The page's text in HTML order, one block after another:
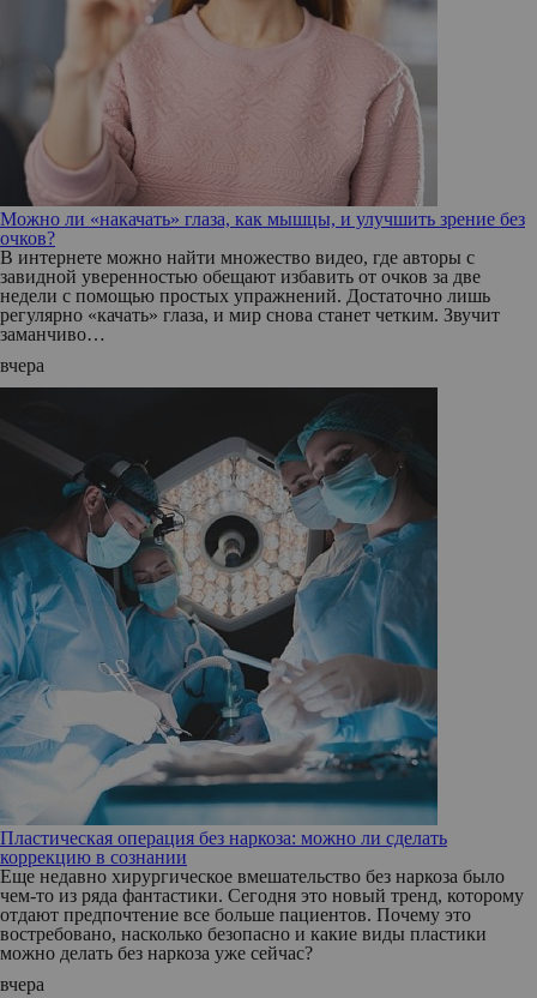
Можно ли «накачать» глаза, как мышцы, и улучшить зрение без
очков?
В интернете можно найти множество видео, где авторы с
завидной уверенностью обещают избавить от очков за две
недели с помощью простых упражнений. Достаточно лишь
регулярно «качать» глаза, и мир снова станет четким. Звучит
заманчиво…
вчера
Пластическая операция без наркоза: можно ли сделать
коррекцию в сознании
Еще недавно хирургическое вмешательство без наркоза было
чем-то из ряда фантастики. Сегодня это новый тренд, которому
отдают предпочтение все больше пациентов. Почему это
востребовано, насколько безопасно и какие виды пластики
можно делать без наркоза уже сейчас?
вчера